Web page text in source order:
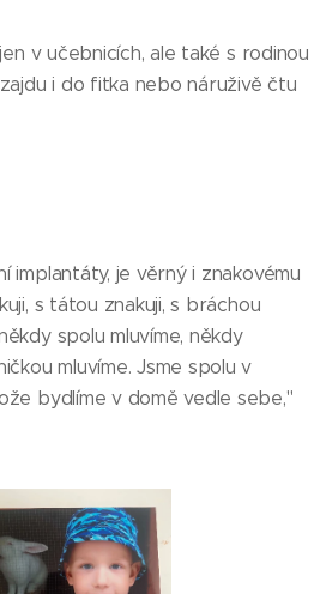
v učebnicích, ale také s rodinou
i do fitka nebo náruživě čtu
implantáty, je věrný i znakovému
s tátou znakuji, s bráchou
spolu mluvíme, někdy
mluvíme. Jsme spolu v
bydlíme v domě vedle sebe,"